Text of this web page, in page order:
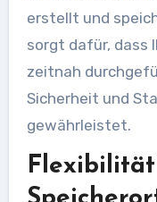
erstellt und
sorgt dafür, dass
zeitnah
Sicherheit und
gewährleistet.